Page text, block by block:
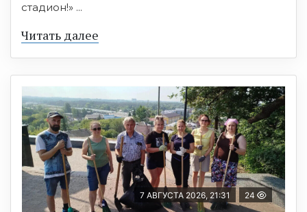
стадион!» ...
Читать далее
7 АВГУСТА 2026, 21:31 24